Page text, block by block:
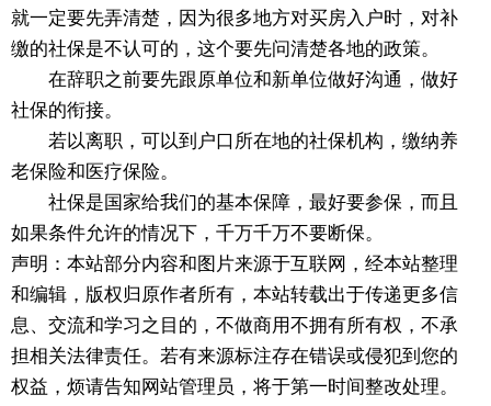
就一定要先弄清楚，因为很多地方对买房入户时，对补
缴的社保是不认可的，这个要先问清楚各地的政策。
在辞职之前要先跟原单位和新单位做好沟通，做好
社保的衔接。
若以离职，可以到户口所在地的社保机构，缴纳养
老保险和医疗保险。
社保是国家给我们的基本保障，最好要参保，而且
如果条件允许的情况下，千万千万不要断保。
声明：本站部分内容和图片来源于互联网，经本站整理
和编辑，版权归原作者所有，本站转载出于传递更多信
息、交流和学习之目的，不做商用不拥有所有权，不承
担相关法律责任。若有来源标注存在错误或侵犯到您的
权益，烦请告知网站管理员，将于第一时间整改处理。